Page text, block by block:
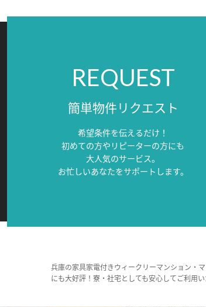
REQUEST
簡単物件リクエスト
希望条件を伝えるだけ！
初めての方やリピーターの方にも
大人気のサービス。
お忙しいあなたをサポートします。
兵庫の家具家電付きウィークリーマンション・
にも大好評！寮・社宅としても安心してご利用